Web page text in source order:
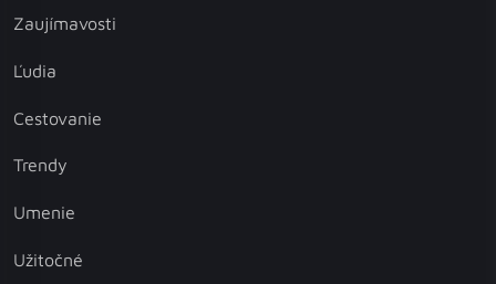
Zaujímavosti
Ľudia
Cestovanie
Trendy
Umenie
Užitočné